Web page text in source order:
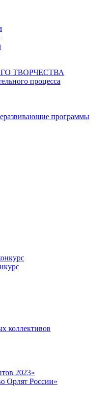
ТВОРЧЕСТВА
процесса
программы
коллективов
2023»
Орлят России»